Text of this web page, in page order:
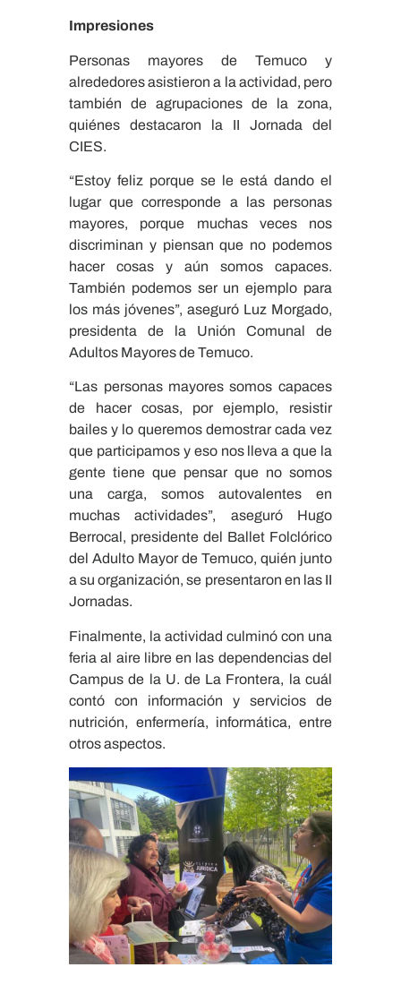
Impresiones
Personas mayores de Temuco y
alrededores asistieron a la actividad, pero
también de agrupaciones de la zona,
quiénes destacaron la II Jornada del
CIES.
“Estoy feliz porque se le está dando el
lugar que corresponde a las personas
mayores, porque muchas veces nos
discriminan y piensan que no podemos
hacer cosas y aún somos capaces.
También podemos ser un ejemplo para
los más jóvenes”, aseguró Luz Morgado,
presidenta de la Unión Comunal de
Adultos Mayores de Temuco.
“Las personas mayores somos capaces
de hacer cosas, por ejemplo, resistir
bailes y lo queremos demostrar cada vez
que participamos y eso nos lleva a que la
gente tiene que pensar que no somos
una carga, somos autovalentes en
muchas actividades”, aseguró Hugo
Berrocal, presidente del Ballet Folclórico
del Adulto Mayor de Temuco, quién junto
a su organización, se presentaron en las II
Jornadas.
Finalmente, la actividad culminó con una
feria al aire libre en las dependencias del
Campus de la U. de La Frontera, la cuál
contó con información y servicios de
nutrición, enfermería, informática, entre
otros aspectos.